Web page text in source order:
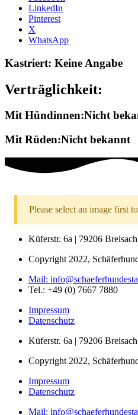
post
"Yogui-
2005"
LinkedIn
Pinterest
X
WhatsApp
Kastriert: Keine Angabe
Verträglichkeit:
Mit Hündinnen:Nicht
Mit Rüden:Nicht bekannt
Please select an image first
Küferstr. 6a | 79206 Breisach
Copyright 2022,
Mail:
Tel.: +49 (0) 7667 7880
Impressum
Datenschutz
Küferstr. 6a | 79206 Breisach
Copyright 2022,
Impressum
Datenschutz
Mail: